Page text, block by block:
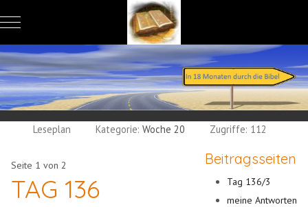
Mobile Menu Toggle
Leseplan Kategorie:Woche 20 Zugriffe: 112
Beitragsseiten
Tag 136/3
meine Antworten
Seite 1 von 2
TAG 136